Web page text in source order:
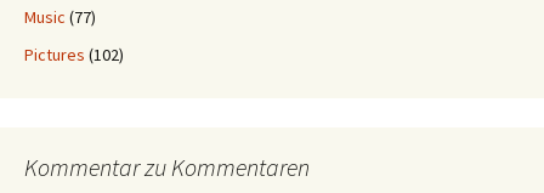
Music (77)
Pictures (102)
Kommentar zu Kommentaren